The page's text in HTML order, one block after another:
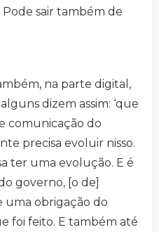
sair também de
na parte digital,
dizem assim: ‘que
comunicação do
precisa evoluir nisso.
ter uma evolução. E é
governo, [o de]
uma obrigação do
foi feito. E também até